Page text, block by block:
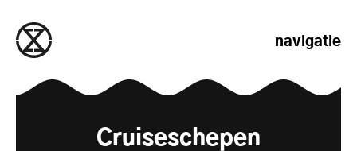
navigatie
Cruiseschepen